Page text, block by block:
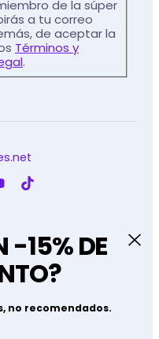
de la súper
a tu correo
de aceptar la
Términos y
.
-15% DE
no recomendados.